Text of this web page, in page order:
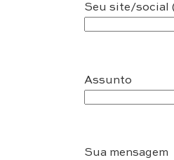
Seu site/social
Assunto
Sua mensagem